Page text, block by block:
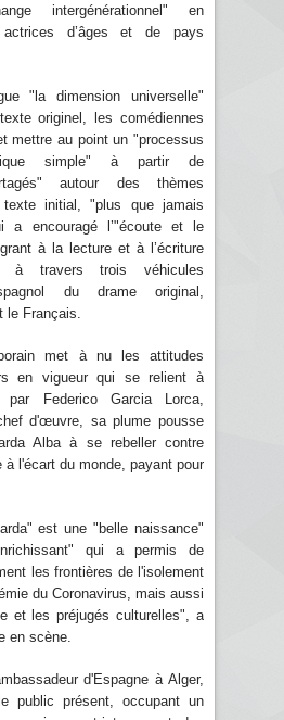
intergénérationnel" en
d’âges et de pays
"la dimension universelle"
originel, les comédiennes
mettre au point un "processus
simple" à partir de
autour des thèmes
initial, "plus que jamais
a encouragé l’"écoute et le
à la lecture et à l’écriture
à travers trois véhicules
du drame original,
le Français.
met à nu les attitudes
en vigueur qui se relient à
par Federico Garcia Lorca,
d'œuvre, sa plume pousse
Alba à se rebeller contre
à l'écart du monde, payant pour
est une "belle naissance"
qui a permis de
les frontières de l'isolement
du Coronavirus, mais aussi
et les préjugés culturelles", a
en scène.
d'Espagne à Alger,
public présent, occupant un